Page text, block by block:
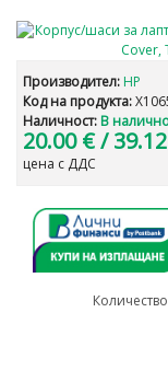
Производител: HP
Код на продукта:
Наличност: В
20.00 €/
цена с ДДС